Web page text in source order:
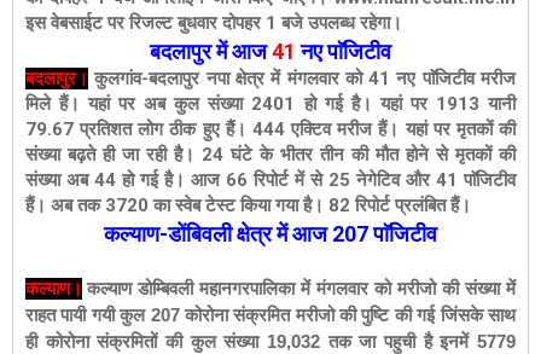
इस वेबसाईट पर रिजल्ट बुधवार दोपहर 1 बजे उपलब्ध रहेगा।
बदलापुर में आज41 नए पाॅजिटीव
बदलापुर। कुलगांव-बदलापुर नपा क्षेत्र में मंगलवार को 41 नए पाॅजिटीव मरीज
मिले हैं। यहां पर अब कुल संख्या 2401 हो गई है। यहां पर 1913 यानी
79.67 प्रतिशत लोग ठीक हुए हैं। 444 एक्टिव मरीज हैं। यहां पर मृतकों की
संख्या बढ़ते ही जा रही है। 24 घंटे के भीतर तीन की मौत होने से मृतकों की
संख्या अब 44 हो गई है। आज 66 रिपोर्ट में से 25 नेगेटिव और 41 पाॅजिटीव
हैं। अब तक 3720 का स्वेब टेस्ट किया गया है। 82 रिपोर्ट प्रलंबित हैं।
कल्याण-डोंबिवली क्षेत्र में आज207पाॅजिटीव
कल्याण। कल्याण डोम्बिवली महानगरपालिका में मंगलवार को मरीजो की संख्या में
राहत पायी गयी कुल 207 कोरोना संक्रमित मरीजो की पुष्टि की गई जिंसके साथ
ही कोरोना संक्रमितों की कुल संख्या 19,032 तक जा पहुची है इनमें 5779